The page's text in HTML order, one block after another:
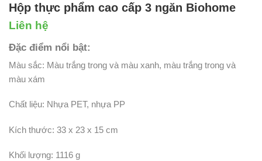
Hộp thực phẩm cao cấp 3 ngăn Biohome
Liên hệ
Đặc điểm nổi bật:
Màu sắc: Màu trắng trong và màu xanh, màu trắng trong và
màu xám
Chất liệu: Nhựa PET, nhựa PP
Kích thước: 33 x 23 x 15 cm
Khối lượng: 1116 g